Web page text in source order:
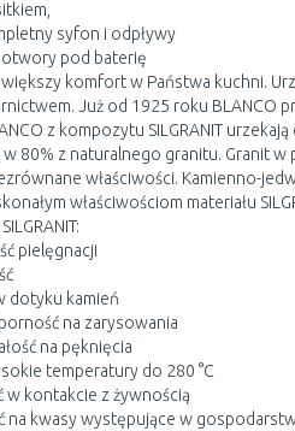
syfon i odpływy
pod baterię
komfort w Państwa kuchni.
Już od 1925 roku BLANCO
z kompozytu SILGRANIT
w 80% z naturalnego granitu. Granit
właściwości. Kamienno-
właściwościom materiału
pielęgnacji
dotyku kamień
na zarysowania
na pęknięcia
temperatury do 280 °C
w kontakcie z żywnością
na kwasy występujące w